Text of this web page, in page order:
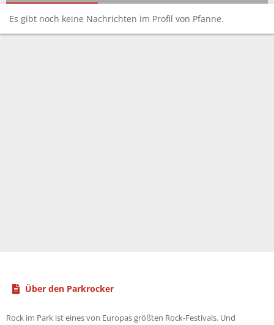
Es gibt noch keine Nachrichten im Profil von Pfanne.
Über den Parkrocker
Rock im Park ist eines von Europas größten Rock-Festivals. Und